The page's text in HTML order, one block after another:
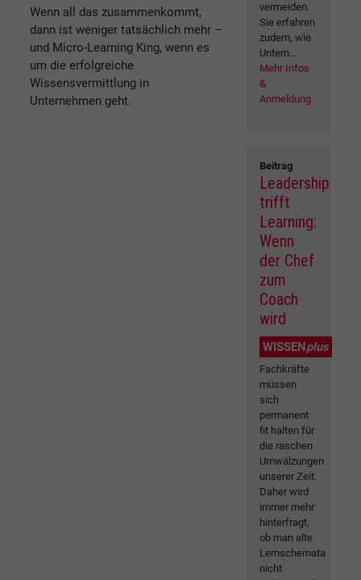
Wenn all das zusammenkommt,
dann ist weniger tatsächlich mehr –
und Micro-Learning King, wenn es
um die erfolgreiche
Wissensvermittlung in
Unternehmen geht.
vermeiden.
Sie erfahren
zudem, wie
Untern...
Mehr Infos
&
Anmeldung
Beitrag
Leadership
trifft
Learning:
Wenn
der Chef
zum
Coach
wird
WISSENplus
Fachkräfte
müssen
sich
permanent
fit halten für
die raschen
Umwälzungen
unserer Zeit.
Daher wird
immer mehr
hinterfragt,
ob man alte
Lernschemata
nicht